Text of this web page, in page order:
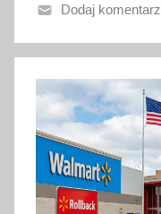
n
2
4
a
a
Dodaj komentarz